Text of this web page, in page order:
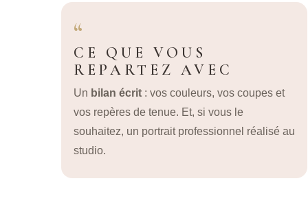
“
CE QUE VOUS
REPARTEZ AVEC
Un bilan écrit : vos couleurs, vos coupes et
vos repères de tenue. Et, si vous le
souhaitez, un portrait professionnel réalisé au
studio.